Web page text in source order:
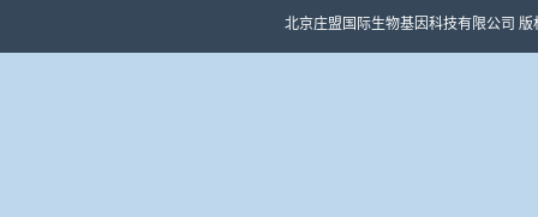
北京庄盟国际生物基因科技有限公司